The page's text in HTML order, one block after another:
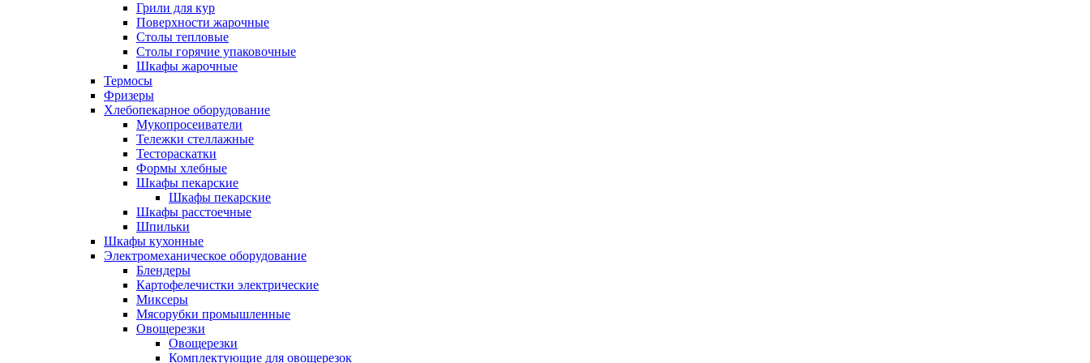
Грили для кур
Поверхности жарочные
Столы тепловые
Столы горячие упаковочные
Шкафы жарочные
Термосы
Фризеры
Хлебопекарное оборудование
Мукопросеиватели
Тележки стеллажные
Тестораскатки
Формы хлебные
Шкафы пекарские
Шкафы пекарские
Шкафы расстоечные
Шпильки
Шкафы кухонные
Электромеханическое оборудование
Блендеры
Картофелечистки электрические
Миксеры
Мясорубки промышленные
Овощерезки
Овощерезки
Комплектующие для овощерезок